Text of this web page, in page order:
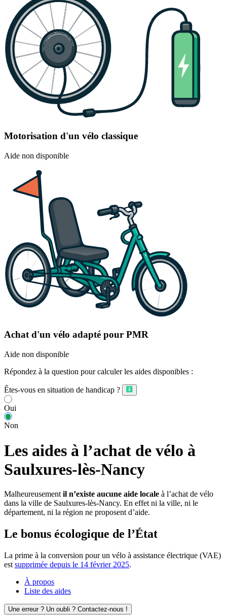
Motorisation d'un vélo classique
Aide non disponible
Achat d'un vélo adapté pour PMR
Aide non disponible
Répondez à la question pour calculer les aides disponibles :
Êtes-vous en situation de handicap ?
Oui
Non
Les aides à l’achat de vélo à
Saulxures-lès-Nancy
Malheureusement il n’existe aucune aide locale à l’achat de vélo
dans la ville de Saulxures-lès-Nancy. En effet ni la ville, ni le
département, ni la région ne proposent d’aide.
Le bonus écologique de l’État
La prime à la conversion pour un vélo à assistance électrique (VAE)
est supprimée depuis le 14 février 2025.
À propos
Liste des aides
Une erreur ? Un oubli ? Contactez-nous !